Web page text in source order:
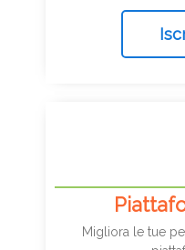
Migliora le tue